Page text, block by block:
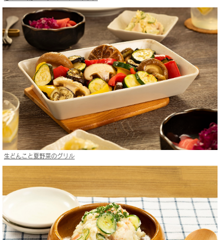
生どんこと夏野菜のグリル